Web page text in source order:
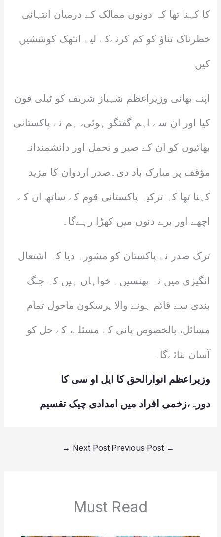
کا کہنا تھا کہ دونوں ممالک کے درمیان انتہائی
خطرناک تناؤ کو کم کرنےکے لیے انتھک کوششیں
کیں
اپنے بھائی وزیراعظم شہباز شریف کو ٹیلی فون
کیا اور ان سے اہم گفتگو ہوئی، ہم نے پاکستانی
بھائیوں کو ان کے صبر و تحمل اور دانشمندانہ
مؤقف پر مبارک باد دی۔صدر اردوان کا مزید
کہنا تھا کہ ترکیہ پاکستانی قوم کے ساتھ ان کے
اچھے اور برے دنوں میں کھڑا رہےگا۔
ترک صدر نے پاکستان کو مشورہ دیا کہ اشتعال
انگیزی میں نہ پھنسیں۔ خواہاں ہیں کہ جنگ
بندی سے قائم ہونے والا پرسکون ماحول تمام
مسائل، بالخصوص پانی کے مسئلے، کے حل کو
آسان بنائےگا۔
وزیراعظم انوارالحق کا ایل او سی کا
دورہ،زخمی افراد میں امدادی چیک تقسیم
←
Next Post
→
Must Read